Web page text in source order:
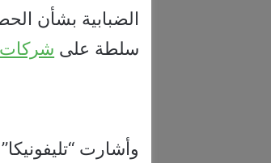
الضبابية بشأن
سلطة على شركات
وأشارت